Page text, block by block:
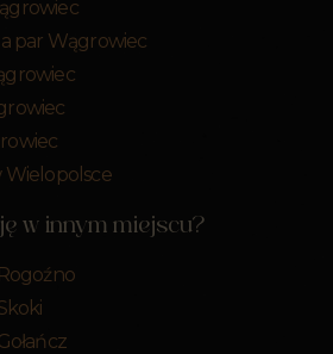
par Wągrowiec
Wielopolsce
w innym miejscu?